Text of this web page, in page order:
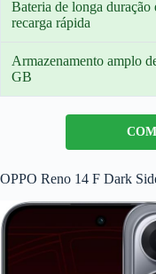
Bateria de longa duração
recarga rápida
Armazenamento amplo
GB
OPPO Reno 14 F Dark